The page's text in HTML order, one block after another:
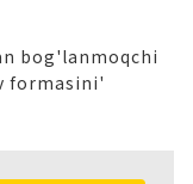
bog'lanmoqchi
formasini'